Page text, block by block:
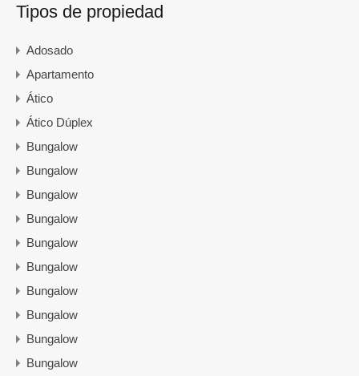
Tipos de propiedad
Adosado
Apartamento
Ático
Ático Dúplex
Bungalow
Bungalow
Bungalow
Bungalow
Bungalow
Bungalow
Bungalow
Bungalow
Bungalow
Bungalow